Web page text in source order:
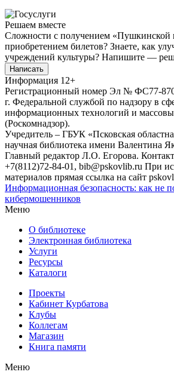
Решаем вместе
Сложности с получением «Пушкинской
приобретением билетов? Знаете, как
учреждений культуры? Напишите —
Написать
Информация 12+
Регистрационный номер Эл № ФС77-
г. Федеральной службой по надзору в
информационных технологий и
(Роскомнадзор).
Учредитель – ГБУК «Псковская
научная библиотека имени Валентина
Главный редактор Л.О. Егорова.
+7(8112)72-84-01, bib@pskovlib.ru При
материалов прямая ссылка на сайт
Информационная безопасность: как не
кибермошенников
Меню
О библиотеке
Электронная библиотека
Услуги
Ресурсы
Каталоги
Проекты
Кабинет Курбатова
Клубы
Коллегам
Магазин
Книга памяти
Меню